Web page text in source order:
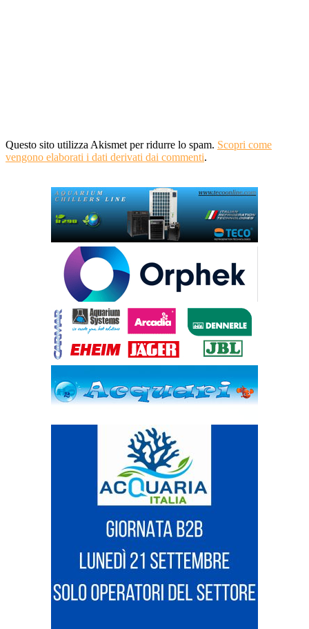
Questo sito utilizza Akismet per ridurre lo spam. Scopri come
vengono elaborati i dati derivati dai commenti.